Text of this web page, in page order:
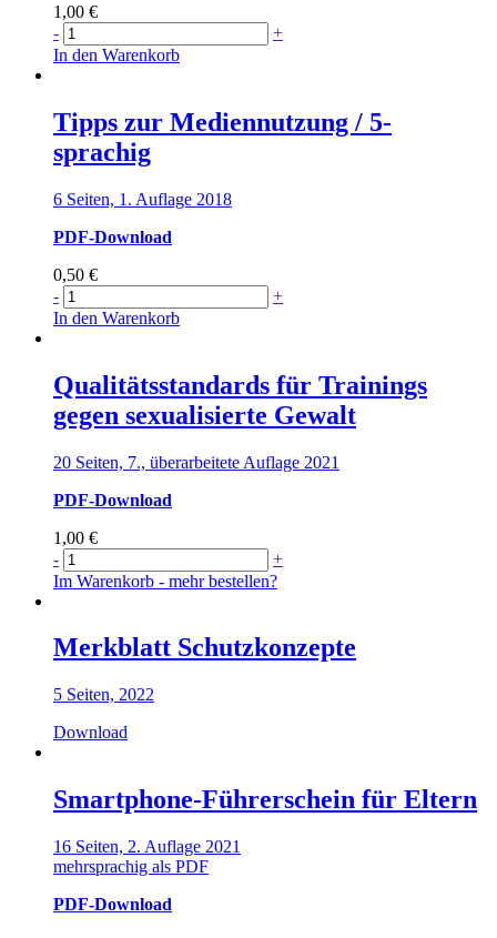
1,00 €
- Tipps
zur
11-
sprachig
Menge
+
In den Warenkorb
Tipps zur Mediennutzung / 5-
sprachig
6 Seiten, 1. Auflage 2018
PDF-Download
0,50 €
- Tipps
zur
5-
sprachig
Menge
+
In den Warenkorb
Qualitätsstandards für Trainings
gegen sexualisierte Gewalt
20 Seiten, 7., überarbeitete Auflage 2021
PDF-Download
1,00 €
- Qualitätsstandards
für
sexualisierte
Gewalt
+
Im Warenkorb - mehr bestellen?
Merkblatt Schutzkonzepte
5 Seiten, 2022
Download
Smartphone-Führerschein für Eltern
16 Seiten, 2. Auflage 2021
mehrsprachig als PDF
PDF-Download